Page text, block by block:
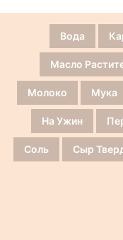
Вода
Масло
Молоко Мука
На Ужин
Соль Сыр